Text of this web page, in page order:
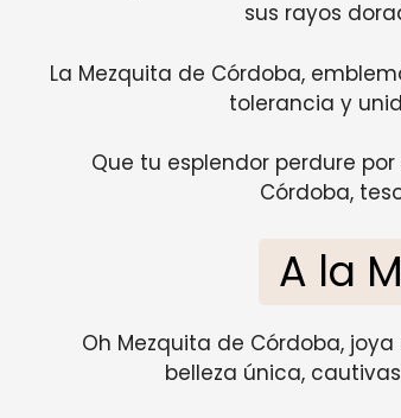
sus rayos
La Mezquita de Córdoba,
tolerancia y
Que tu esplendor perdure
Córdoba,
A la
Oh Mezquita de Córdoba,
belleza única,